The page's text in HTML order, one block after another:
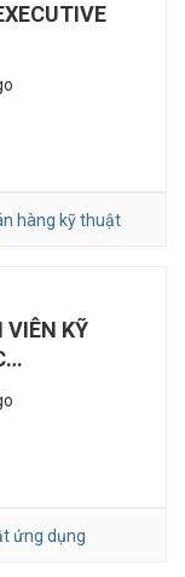
hàng kỹ thuật
VIÊN KỸ
ứng dụng